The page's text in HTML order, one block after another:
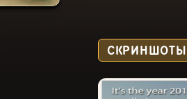
СКРИНШОТЫ